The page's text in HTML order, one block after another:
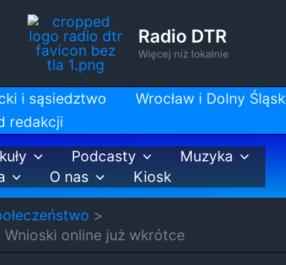
Radio DTR
Więcej niż lokalnie
i sąsiedztwo Wrocław i Dolny Śląsk
redakcji
Podcasty
Muzyka
O nas Kiosk
online już wkrótce